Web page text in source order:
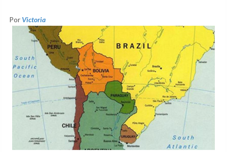
Por Victoria